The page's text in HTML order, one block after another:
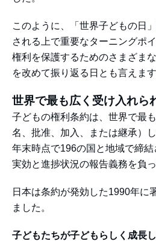
このように、「世界子どもの日
される上で重要なターニングポ
権利を保護するためのさまざま
を改めて振り返る日とも言えます
世界で最も広く受け入れら
子どもの権利条約は、世界で最
名、批准、加入、または継承）
年末時点で196の国と地域で締
実効と進捗状況の報告義務を負っ
日本は条約が発効した1990年に
ました。
子どもたちが子どもらしく成長